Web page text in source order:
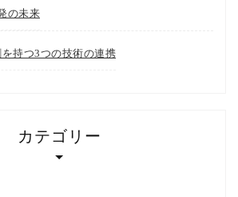
の未来
持つ3つの技術の連携
カテゴリー